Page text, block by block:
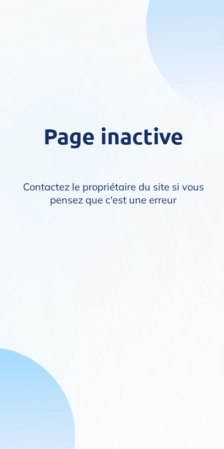
Page inactive
Contactez le propriétaire du site si vous
pensez que c'est une erreur